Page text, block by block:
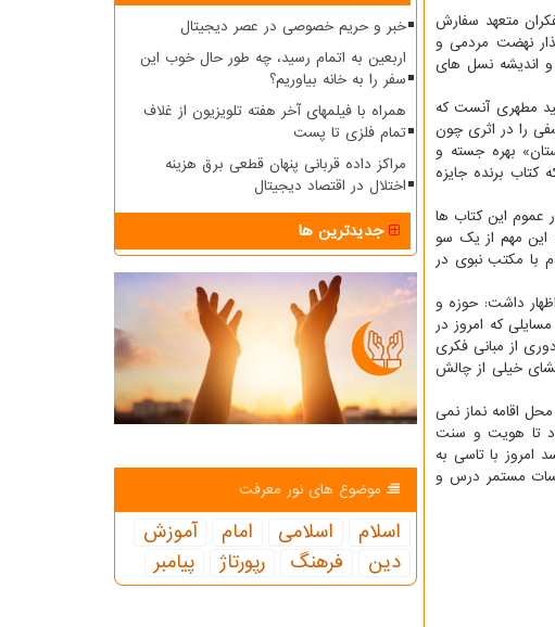
متعهد سفارش
نهضت مردمی و
و اندیشه نسل های
مطهری آنست که
را در اثری چون
بهره جسته و
برنده جایزه
عموم این کتاب ها
این مهم از یک سو
با مکتب نبوی در
داشت: حوزه و
که امروز در
از مبانی فکری
خیلی از چالش
اقامه نماز نمی
تا هویت و سنت
امروز با تاسی به
مستمر درس و
خبر و حریم خصوصی در عصر دیجیتال
اربعین به اتمام رسید، چه طور حال خوب این
سفر را به خانه بیاوریم؟
همراه با فیلمهای آخر هفته تلویزیون از غلاف
تمام فلزی تا پست
مراکز داده قربانی پنهان قطعی برق هزینه
اختلال در اقتصاد دیجیتال
جدیدترین ها
موضوع های نور معرفت
اسلام اسلامی امام
آموزش
دین
فرهنگ رپورتاژ پیامبر